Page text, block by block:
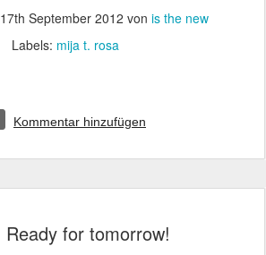
17th September 2012 von is the new
Labels: mija t. rosa
Kommentar hinzufügen
Ready for tomorrow!